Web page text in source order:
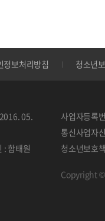
정보처리방침 청소년
05.
: 함태원
사업자등록
통신사업자
청소년보호
Copyright